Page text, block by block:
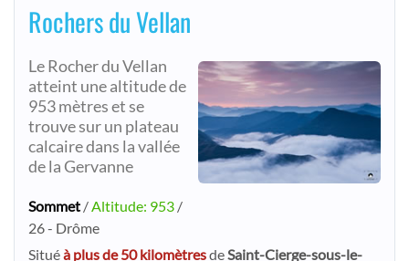
Rochers du Vellan
Le Rocher du Vellan
atteint une altitude de
953 mètres et se
trouve sur un plateau
calcaire dans la vallée
de la Gervanne
Sommet /Altitude: 953 /
26 - Drôme
Situéà plus de 50 kilomètresdeSaint-Cierge-sous-le-